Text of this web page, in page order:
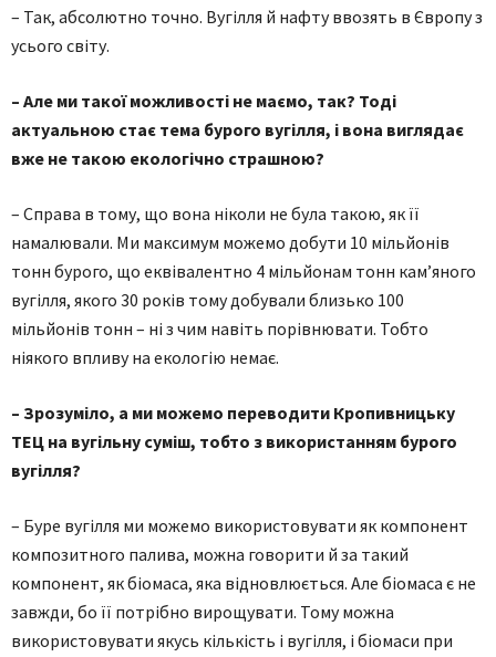
– Так, абсолютно точно. Вугілля й нафту ввозять в Європу з
усього світу.
– Але ми такої можливості не маємо, так? Тоді
актуальною стає тема бурого вугілля, і вона виглядає
вже не такою екологічно страшною?
– Справа в тому, що вона ніколи не була такою, як її
намалювали. Ми максимум можемо добути 10 мільйонів
тонн бурого, що еквівалентно 4 мільйонам тонн кам’яного
вугілля, якого 30 років тому добували близько 100
мільйонів тонн – ні з чим навіть порівнювати. Тобто
ніякого впливу на екологію немає.
– Зрозуміло, а ми можемо переводити Кропивницьку
ТЕЦ на вугільну суміш, тобто з використанням бурого
вугілля?
– Буре вугілля ми можемо використовувати як компонент
композитного палива, можна говорити й за такий
компонент, як біомаса, яка відновлюється. Але біомаса є не
завжди, бо її потрібно вирощувати. Тому можна
використовувати якусь кількість і вугілля, і біомаси при